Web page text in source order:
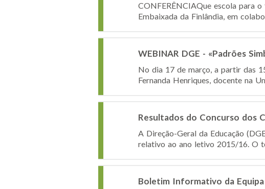
CONFERÊNCIAQue escola para
Embaixada da Finlândia, em
WEBINAR DGE - «Padrões
No dia 17 de março, a partir das
Fernanda Henriques, docente na
Resultados do Concurso dos
A Direção-Geral da Educação
relativo ao ano letivo 2015/16. O
Boletim Informativo da